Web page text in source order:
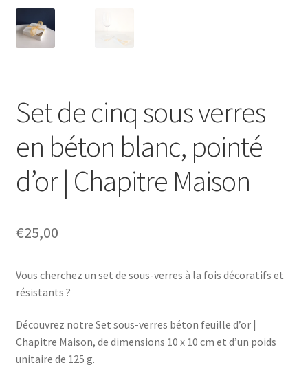
Set de cinq sous verres
en béton blanc, pointé
d’or | Chapitre Maison
€25,00
Vous cherchez un set de sous-verres à la fois décoratifs et
résistants ?
Découvrez notre Set sous-verres béton feuille d’or |
Chapitre Maison, de dimensions 10 x 10 cm et d’un poids
unitaire de 125 g.